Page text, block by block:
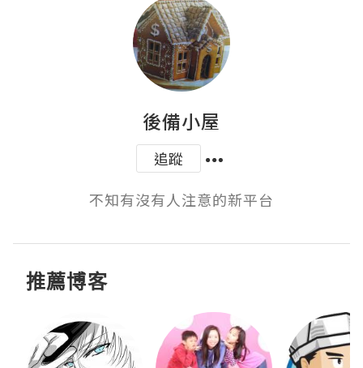
後備小屋
追蹤
不知有沒有人注意的新平台
推薦博客